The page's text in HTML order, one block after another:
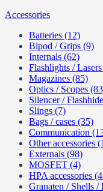
Accessories
Batteries (12)
Bipod / Grips (9)
Internals (62)
Flashlights /
Magazines (85)
Optics / Scopes
Silencer /
Slings (7)
Bags / cases (35)
Communication
Other accessories
Externals (98)
MOSFET (4)
HPA accessories
Granaten / Shells /